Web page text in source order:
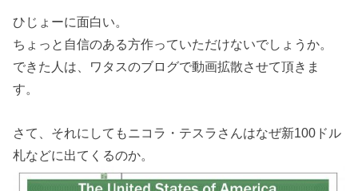
ひじょーに面白い。
ちょっと自信のある方作っていただけないでしょうか。
できた人は、ワタスのブログで動画拡散させて頂きま
す。
さて、それにしてもニコラ・テスラさんはなぜ新100ドル
札などに出てくるのか。